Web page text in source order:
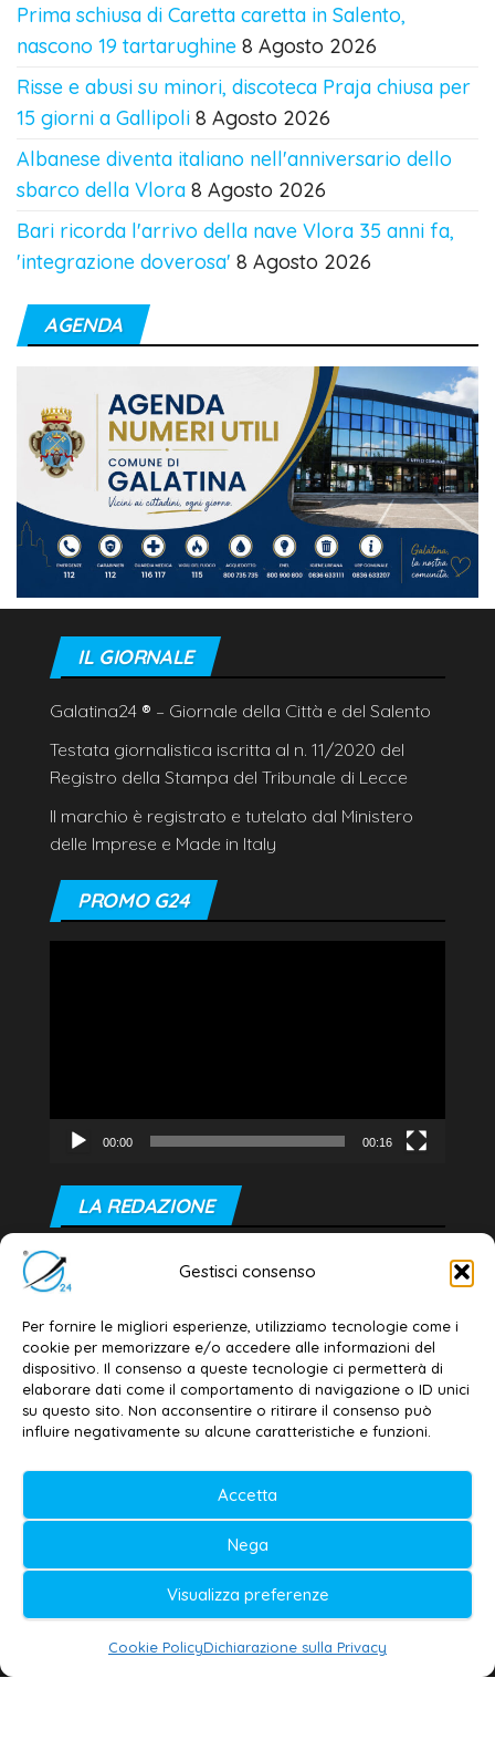
Gestisci consenso
Per fornire le migliori esperienze, utilizziamo tecnologie come i
cookie per memorizzare e/o accedere alle informazioni del
dispositivo. Il consenso a queste tecnologie ci permetterà di
elaborare dati come il comportamento di navigazione o ID unici
su questo sito. Non acconsentire o ritirare il consenso può
influire negativamente su alcune caratteristiche e funzioni.
Accetta
Nega
Visualizza preferenze
Cookie PolicyDichiarazione sulla Privacy
Prima schiusa di Caretta caretta in Salento,
nascono 19 tartarughine 8 Agosto 2026
Risse e abusi su minori, discoteca Praja chiusa per
15 giorni a Gallipoli 8 Agosto 2026
Albanese diventa italiano nell'anniversario dello
sbarco della Vlora 8 Agosto 2026
Bari ricorda l'arrivo della nave Vlora 35 anni fa,
'integrazione doverosa' 8 Agosto 2026
AGENDA
IL GIORNALE
Galatina24 ® – Giornale della Città e del Salento
Testata giornalistica iscritta al n. 11/2020 del
Registro della Stampa del Tribunale di Lecce
Il marchio è registrato e tutelato dal Ministero
delle Imprese e Made in Italy
PROMO G24
00:00 00:16
LA REDAZIONE
Editore e direttore responsabile:
Dott. Daniele G. Masciullo
Email: redazione@galatina24.it
Contatti –Disclaimer
Privacy policy –Cookie policy
Testata iscritta al n. 11/2020 Registro della
Stampa Tribunale di Lecce
Editore e direttore responsabile:
Daniele G. Masciullo